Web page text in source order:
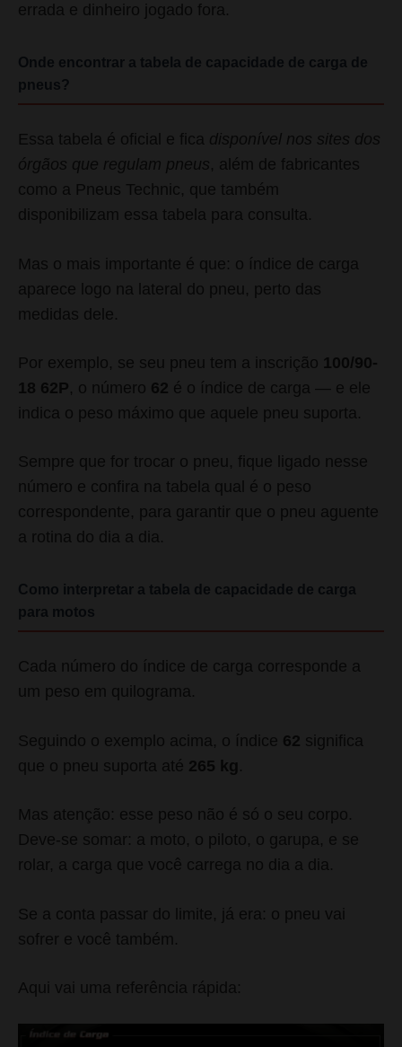
errada e dinheiro jogado fora.
Onde encontrar a tabela de capacidade de carga de
pneus?
Essa tabela é oficial e fica disponível nos sites dos
órgãos que regulam pneus, além de fabricantes
como a Pneus Technic, que também
disponibilizam essa tabela para consulta.
Mas o mais importante é que: o índice de carga
aparece logo na lateral do pneu, perto das
medidas dele.
Por exemplo, se seu pneu tem a inscrição 100/90-
18 62P, o número 62 é o índice de carga — e ele
indica o peso máximo que aquele pneu suporta.
Sempre que for trocar o pneu, fique ligado nesse
número e confira na tabela qual é o peso
correspondente, para garantir que o pneu aguente
a rotina do dia a dia.
Como interpretar a tabela de capacidade de carga
para motos
Cada número do índice de carga corresponde a
um peso em quilograma.
Seguindo o exemplo acima, o índice 62 significa
que o pneu suporta até 265 kg .
Mas atenção: esse peso não é só o seu corpo.
Deve-se somar: a moto, o piloto, o garupa, e se
rolar, a carga que você carrega no dia a dia.
Se a conta passar do limite, já era: o pneu vai
sofrer e você também.
Aqui vai uma referência rápida: